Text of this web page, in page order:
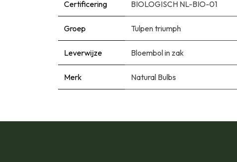
Certificering BIOLOGISCH NL-BIO-01
Groep Tulpen triumph
Leverwijze Bloembol in zak
Merk Natural Bulbs